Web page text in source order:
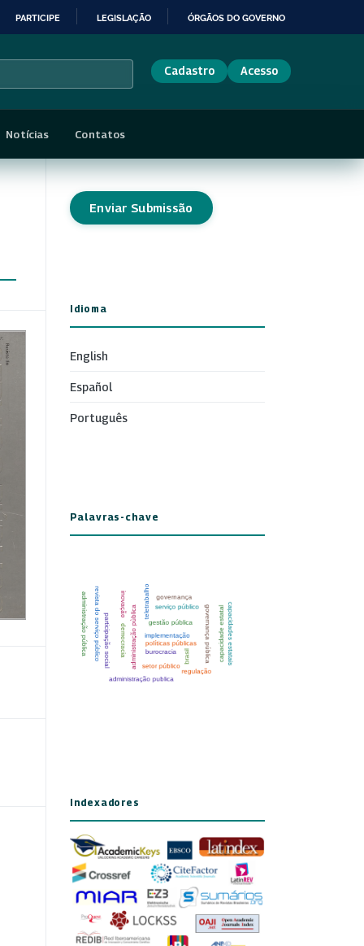
PARTICIPE LEGISLAÇÃO ÓRGÃOS DO GOVERNO
Cadastro Acesso
Notícias Contatos
Enviar Submissão
Idioma
English
Español
Português
Palavras-chave
Indexadores